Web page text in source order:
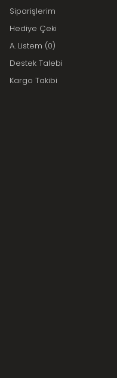
Siparişlerim
Hediye Çeki
A. Listem (0)
Destek Talebi
Kargo Takibi